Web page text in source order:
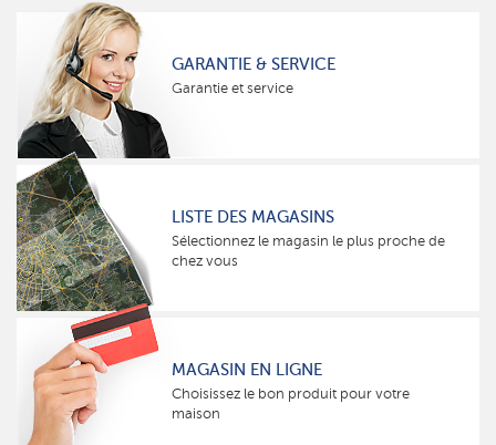
GARANTIE & SERVICE
Garantie et service
LISTE DES MAGASINS
Sélectionnez le magasin le plus proche de
chez vous
MAGASIN EN LIGNE
Choisissez le bon produit pour votre
maison